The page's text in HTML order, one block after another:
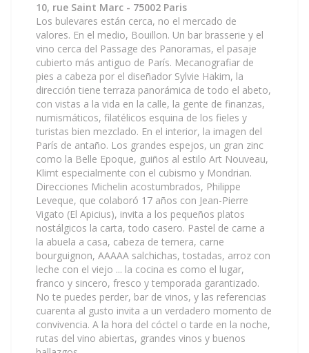
10, rue Saint Marc - 75002 Paris
Los bulevares están cerca, no el mercado de
valores. En el medio, Bouillon. Un bar brasserie y el
vino cerca del Passage des Panoramas, el pasaje
cubierto más antiguo de París. Mecanografiar de
pies a cabeza por el diseñador Sylvie Hakim, la
dirección tiene terraza panorámica de todo el abeto,
con vistas a la vida en la calle, la gente de finanzas,
numismáticos, filatélicos esquina de los fieles y
turistas bien mezclado. En el interior, la imagen del
París de antaño. Los grandes espejos, un gran zinc
como la Belle Epoque, guiños al estilo Art Nouveau,
Klimt especialmente con el cubismo y Mondrian.
Direcciones Michelin acostumbrados, Philippe
Leveque, que colaboró ​​17 años con Jean-Pierre
Vigato (El Apicius), invita a los pequeños platos
nostálgicos la carta, todo casero. Pastel de carne a
la abuela a casa, cabeza de ternera, carne
bourguignon, AAAAA salchichas, tostadas, arroz con
leche con el viejo ... la cocina es como el lugar,
franco y sincero, fresco y temporada garantizado.
No te puedes perder, bar de vinos, y las referencias
cuarenta al gusto invita a un verdadero momento de
convivencia. A la hora del cóctel o tarde en la noche,
rutas del vino abiertas, grandes vinos y buenos